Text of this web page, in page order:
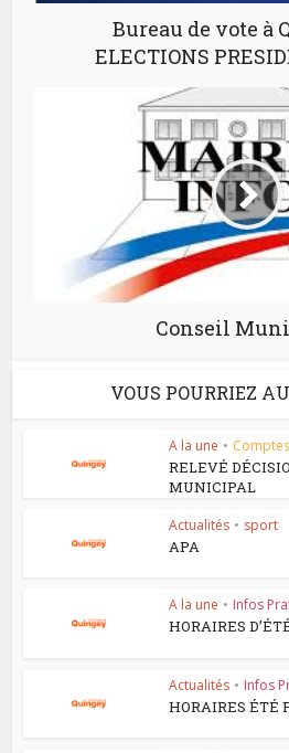
Bureau de vote à
ELECTIONS
Conseil
VOUS POURRIEZ
A la une •
RELEVÉ
MUNICIPAL
Actualités • sport
APA
A la une • Infos
HORAIRES
Actualités • Infos
HORAIRES ÉTÉ